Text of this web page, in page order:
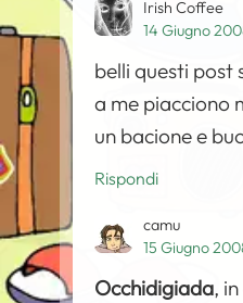
Irish Coffee
14 Giugno
belli questi post
a me piacciono
un bacione e
Rispondi
camu
15 Giugno
Occhidigiada,